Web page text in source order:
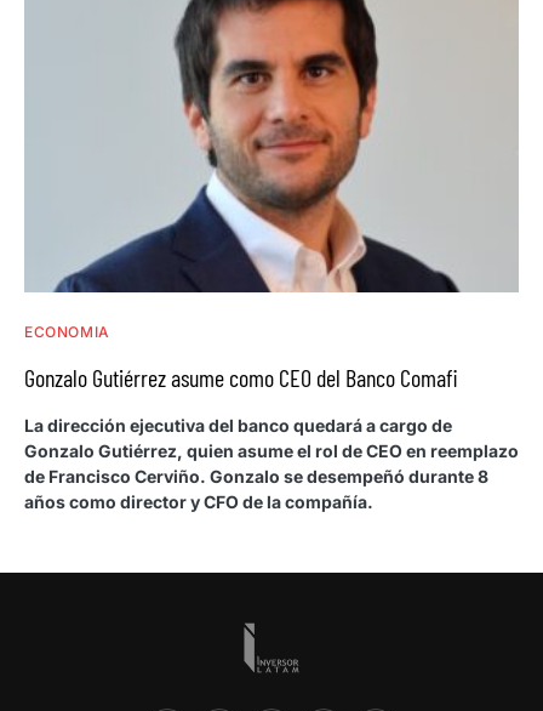
ECONOMIA
Gonzalo Gutiérrez asume como CEO del Banco Comafi
La dirección ejecutiva del banco quedará a cargo de
Gonzalo Gutiérrez, quien asume el rol de CEO en reemplazo
de Francisco Cerviño. Gonzalo se desempeñó durante 8
años como director y CFO de la compañía.